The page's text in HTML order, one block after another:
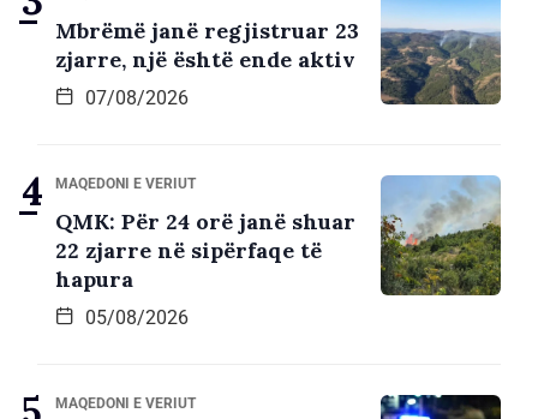
Mbrëmë janë regjistruar 23
zjarre, një është ende aktiv
07/08/2026
MAQEDONI E VERIUT
QMK: Për 24 orë janë shuar
22 zjarre në sipërfaqe të
hapura
05/08/2026
MAQEDONI E VERIUT